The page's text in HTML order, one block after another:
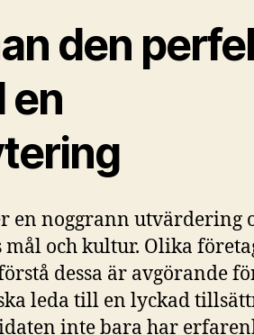
den
en
en noggrann utvärdering
och kultur. Olika
dessa är avgörande
leda till en lyckad
inte bara har